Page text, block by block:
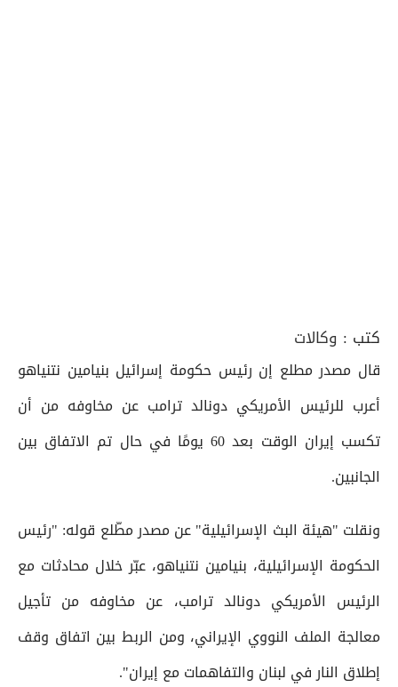
كتب : وكالات
قال مصدر مطلع إن رئيس حكومة إسرائيل بنيامين نتنياهو
أعرب للرئيس الأمريكي دونالد ترامب عن مخاوفه من أن
تكسب إيران الوقت بعد 60 يومًا في حال تم الاتفاق بين
الجانبين.
ونقلت "هيئة البث الإسرائيلية" عن مصدر مطّلع قوله: "رئيس
الحكومة الإسرائيلية، بنيامين نتنياهو، عبّر خلال محادثات مع
الرئيس الأمريكي دونالد ترامب، عن مخاوفه من تأجيل
معالجة الملف النووي الإيراني، ومن الربط بين اتفاق وقف
إطلاق النار في لبنان والتفاهمات مع إيران".